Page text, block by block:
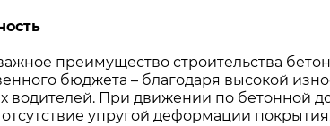
преимущество строительства
бюджета – благодаря высокой
водителей. При движении по бетонной
упругой деформации